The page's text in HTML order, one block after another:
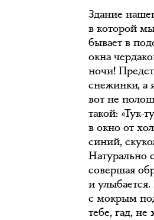
Здание
в которой
бывает в
окна
ночи!
снежинки, а
вот не
такой: «Тук-
в окно от
синий,
Натурально
совершая
и
с мокрым
тебе, гад,